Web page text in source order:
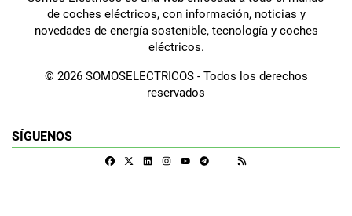
de coches eléctricos, con información, noticias y
novedades de energía sostenible, tecnología y coches
eléctricos.
© 2026 SOMOSELECTRICOS - Todos los derechos
reservados
SÍGUENOS
FacebookLinkedinInstagramTelegram
Google Discover